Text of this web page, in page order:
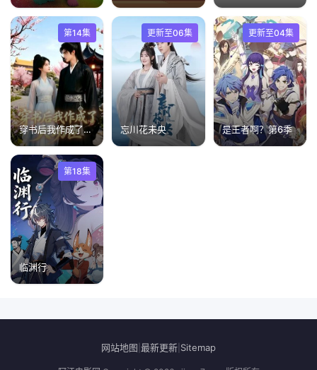
第14集
穿书后我作成了大功臣
更新至06集
忘川花未央
更新至04集
是王者啊？第6季
第18集
临渊行
网站地图 最新更新 Sitemap